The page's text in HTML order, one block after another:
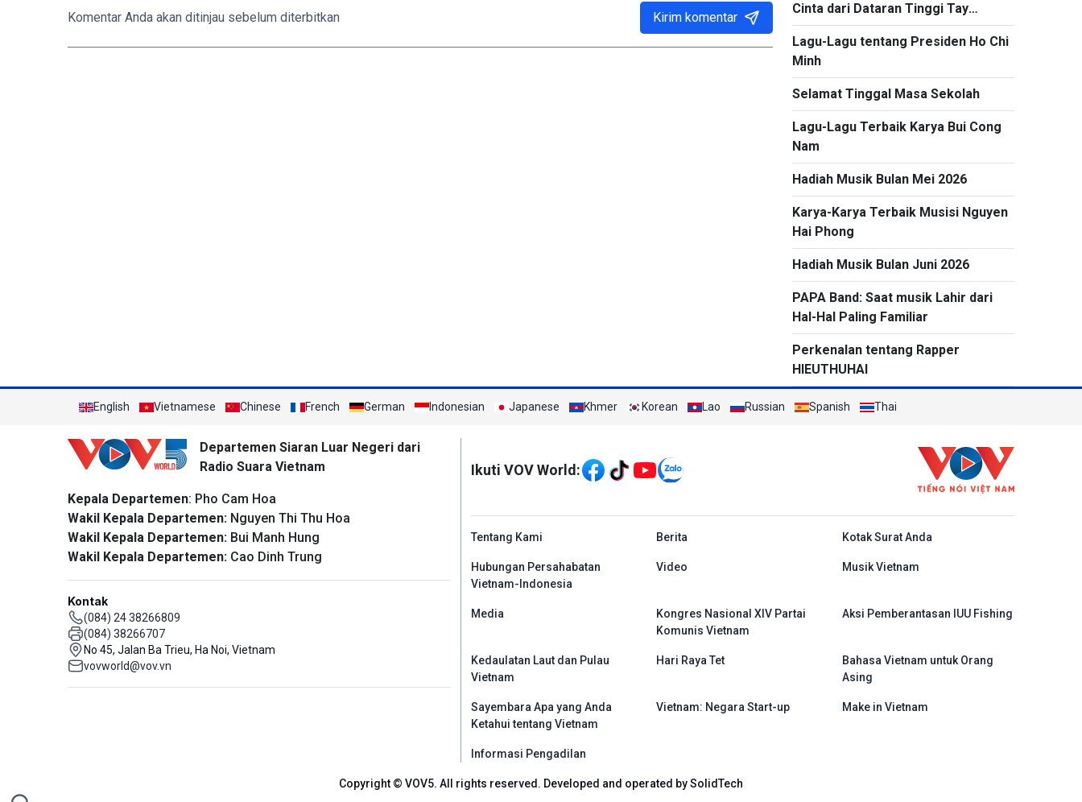
Komentar Anda akan ditinjau sebelum diterbitkan Kirim komentar
Cinta dari Dataran Tinggi Tay
Nguyen
Lagu-Lagu tentang Presiden Ho Chi
Minh
Selamat Tinggal Masa Sekolah
Lagu-Lagu Terbaik Karya Bui Cong
Nam
Hadiah Musik Bulan Mei 2026
Karya-Karya Terbaik Musisi Nguyen
Hai Phong
Hadiah Musik Bulan Juni 2026
PAPA Band: Saat musik Lahir dari
Hal-Hal Paling Familiar
Perkenalan tentang Rapper
HIEUTHUHAI
English Vietnamese Chinese French German Indonesian Japanese Khmer Korean Lao Russian Spanish Thai
Departemen Siaran Luar Negeri dari
Radio Suara Vietnam
Kepala Departemen: Pho Cam Hoa
Wakil Kepala Departemen: Nguyen Thi Thu Hoa
Wakil Kepala Departemen: Bui Manh Hung
Wakil Kepala Departemen: Cao Dinh Trung
Kontak
(084) 24 38266809
(084) 38266707
No 45, Jalan Ba Trieu, Ha Noi, Vietnam
vovworld@vov.vn
Mạng xã hội
Ikuti VOV World:
menu footer tiếng Indo
Tentang Kami Berita Kotak Surat Anda
Hubungan Persahabatan
Vietnam-Indonesia
Video Musik Vietnam
Media
Kongres Nasional XIV Partai
Komunis Vietnam
Aksi Pemberantasan IUU Fishing
Kedaulatan Laut dan Pulau
Vietnam
Hari Raya Tet
Bahasa Vietnam untuk Orang
Asing
Sayembara Apa yang Anda
Ketahui tentang Vietnam
Vietnam: Negara Start-up Make in Vietnam
Informasi Pengadilan
Copyright © VOV5. All rights reserved. Developed and operated by SolidTech